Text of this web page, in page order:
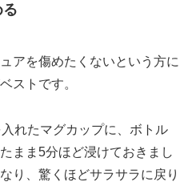
アを傷めたくないという方に
ストです。
れたマグカップに、ボトル
まま5分ほど浸けておきまし
り、驚くほどサラサラに戻り